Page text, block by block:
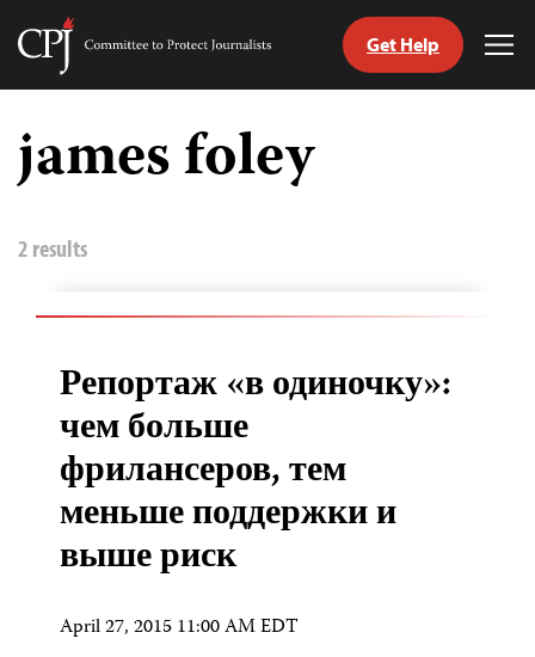
Skip
content
Committee
Journalists
Get Help
james foley
2 results
Репортаж «в одиночку»:
чем больше
фрилансеров, тем
меньше поддержки и
выше риск
April 27, 2015 11:00 AM EDT